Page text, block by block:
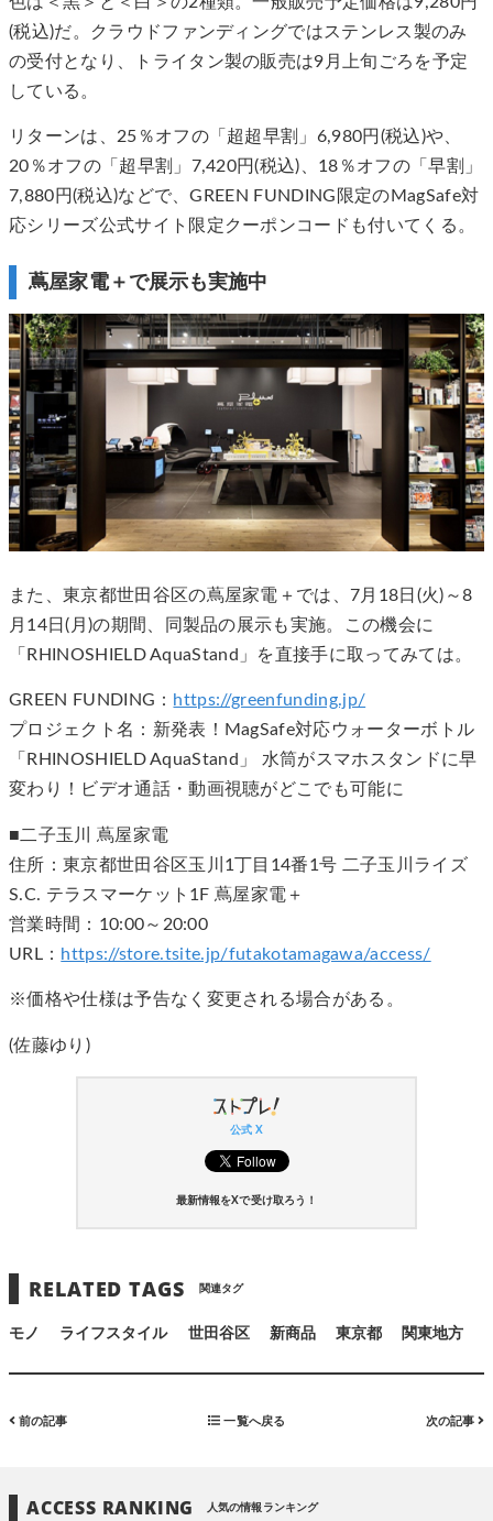
(税込)だ。クラウドファンディングではステンレス製のみ
の受付となり、トライタン製の販売は9月上旬ごろを予定
している。
リターンは、25％オフの「超超早割」6,980円(税込)や、
20％オフの「超早割」7,420円(税込)、18％オフの「早割」
7,880円(税込)などで、GREEN FUNDING限定のMagSafe対
応シリーズ公式サイト限定クーポンコードも付いてくる。
蔦屋家電＋で展示も実施中
また、東京都世田谷区の蔦屋家電＋では、7月18日(火)～8
月14日(月)の期間、同製品の展示も実施。この機会に
「RHINOSHIELD AquaStand」を直接手に取ってみては。
GREEN FUNDING： https://greenfunding.jp/
プロジェクト名：新発表！MagSafe対応ウォーターボトル
「RHINOSHIELD AquaStand」 水筒がスマホスタンドに早
変わり！ビデオ通話・動画視聴がどこでも可能に
■二子玉川 蔦屋家電
住所：東京都世田谷区玉川1丁目14番1号 二子玉川ライズ
S.C. テラスマーケット1F 蔦屋家電＋
営業時間：10:00～20:00
URL： https://store.tsite.jp/futakotamagawa/access/
※価格や仕様は予告なく変更される場合がある。
(佐藤ゆり)
公式 X
最新情報をXで受け取ろう！
RELATED TAGS 関連タグ
モノ ライフスタイル 世田谷区 新商品 東京都 関東地方
前の記事 一覧へ戻る 次の記事
ACCESS RANKING 人気の情報ランキング